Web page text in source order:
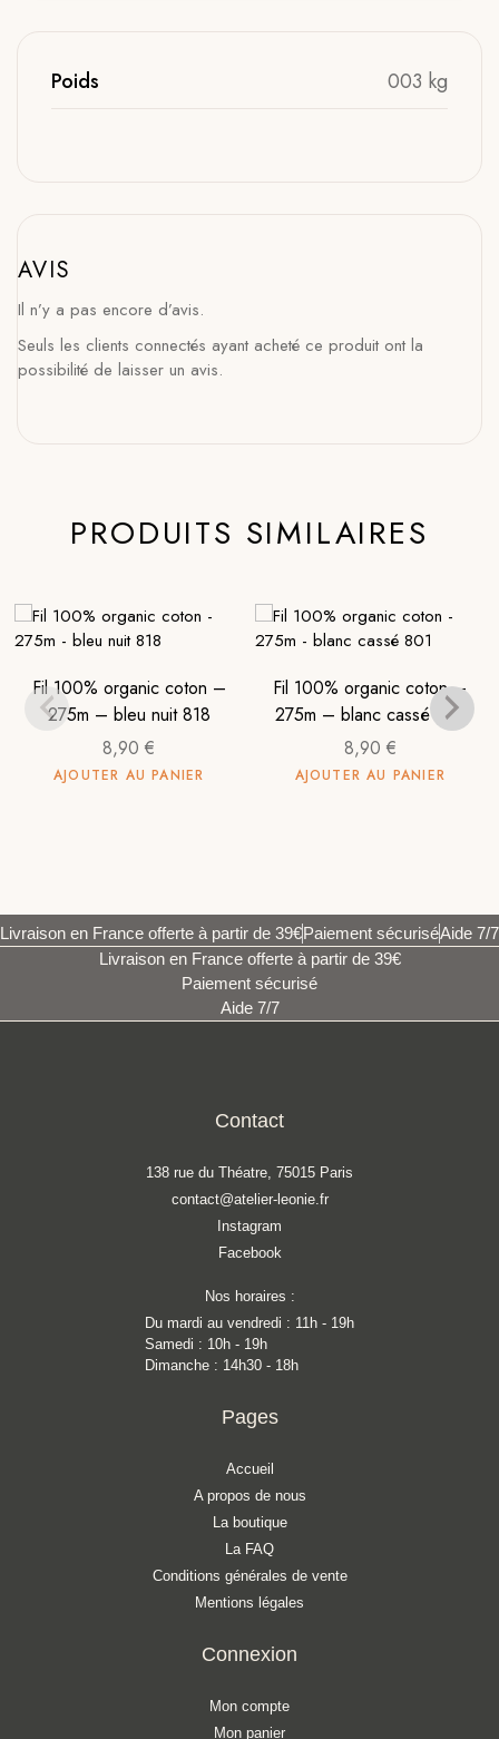
Poids 003 kg
AVIS
Il n’y a pas encore d’avis.
Seuls les clients connectés ayant acheté ce produit ont la
possibilité de laisser un avis.
PRODUITS SIMILAIRES
Fil 100% organic coton –
275m – bleu nuit 818
8,90€
AJOUTER AU PANIER
Fil 100% organic coton –
275m – blanc cassé 801
8,90 €
AJOUTER AU PANIER
Livraison en France offerte à partir de 39€Paiement sécuriséAide 7/7
Livraison en France offerte à partir de 39€
Paiement sécurisé
Aide 7/7
Contact
138 rue du Théatre, 75015 Paris
contact@atelier-leonie.fr
Instagram
Facebook
Nos horaires :
Du mardi au vendredi : 11h - 19h
Samedi : 10h - 19h
Dimanche : 14h30 - 18h
Pages
Accueil
A propos de nous
La boutique
La FAQ
Conditions générales de vente
Mentions légales
Connexion
Mon compte
Mon panier